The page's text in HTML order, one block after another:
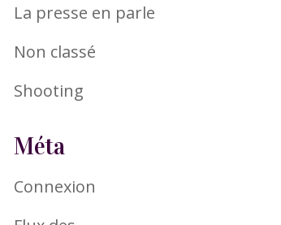
La presse en parle
Non classé
Shooting
Méta
Connexion